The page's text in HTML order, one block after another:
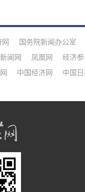
国务院新闻办公室
闻网 凤凰网 经济参
中国经济网 中国日